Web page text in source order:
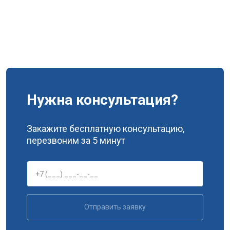
Нужна консультация?
Закажите бесплатную консультацию,
перезвоним за 5 минут
Отправить заявку